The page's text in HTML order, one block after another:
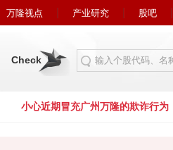
万隆视点 产业研究 股吧
Check
小心近期冒充广州万隆的欺诈行为！